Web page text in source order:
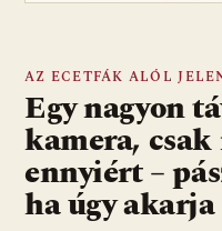
AZ ECETFÁK ALÓL
Egy nagyon
kamera,
ennyiért –
ha úgy akarja